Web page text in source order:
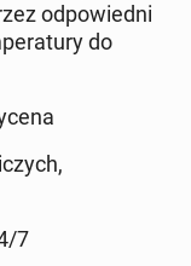
odpowiedni
do
7